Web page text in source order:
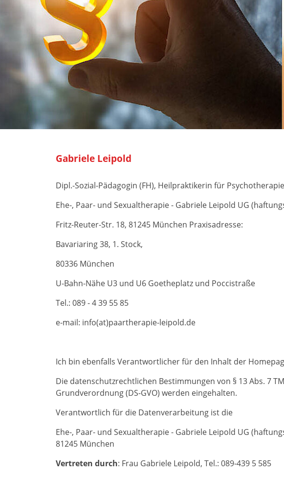
Gabriele Leipold
Dipl.-Sozial-Pädagogin (FH), Heilpraktikerin für Psychotherapie
Ehe-, Paar- und Sexualtherapie - Gabriele Leipold UG
Fritz-Reuter-Str. 18, 81245 München Praxisadresse:
Bavariaring 38, 1. Stock,
80336 München
U-Bahn-Nähe U3 und U6 Goetheplatz und Poccistraße
Tel.: 089 - 4 39 55 85
e-mail: info(at)paartherapie-leipold.de
Ich bin ebenfalls Verantwortlicher für den Inhalt der
Die datenschutzrechtlichen Bestimmungen von § 13 Abs. 7
Grundverordnung (DS-GVO) werden eingehalten.
Verantwortlich für die Datenverarbeitung ist die
Ehe-, Paar- und Sexualtherapie - Gabriele Leipold UG
81245 München
Vertreten durch: Frau Gabriele Leipold, Tel.: 089-439 5 585